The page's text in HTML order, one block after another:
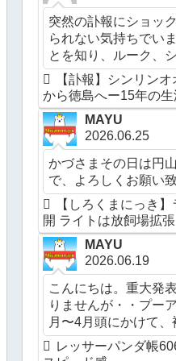
突然の訃報にショッ
られない気持ちでい
とを知り、ルーク、
【訃報】シンリン
から徳島へー15年の生
MAYU
2026.06.25
かづさまその日は円
で、よろしくお願い
【しろくまにっき
開 ライトは放飼場拡張
MAYU
2026.06.19
こんにちは。重大発
りませんが・・プー
月〜4月頭にかけて、
レッサーパンダ帳